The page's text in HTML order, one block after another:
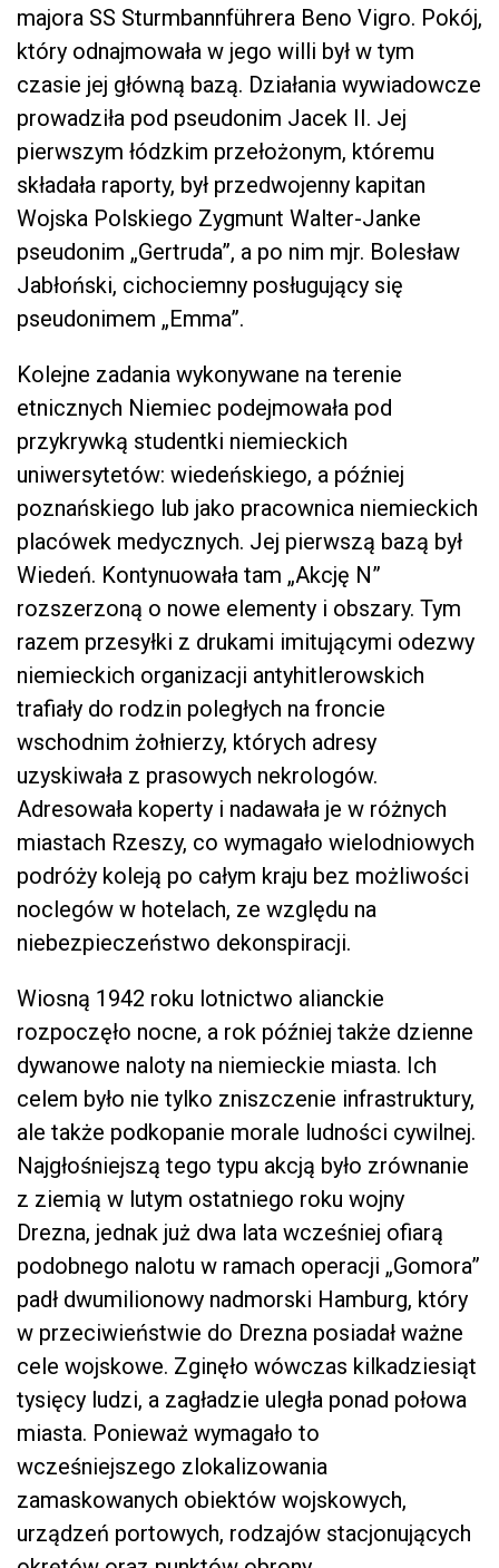
majora SS Sturmbannführera Beno Vigro. Pokój,
który odnajmowała w jego willi był w tym
czasie jej główną bazą. Działania wywiadowcze
prowadziła pod pseudonim Jacek II. Jej
pierwszym łódzkim przełożonym, któremu
składała raporty, był przedwojenny kapitan
Wojska Polskiego Zygmunt Walter-Janke
pseudonim „Gertruda”, a po nim mjr. Bolesław
Jabłoński, cichociemny posługujący się
pseudonimem „Emma”.
Kolejne zadania wykonywane na terenie
etnicznych Niemiec podejmowała pod
przykrywką studentki niemieckich
uniwersytetów: wiedeńskiego, a później
poznańskiego lub jako pracownica niemieckich
placówek medycznych. Jej pierwszą bazą był
Wiedeń. Kontynuowała tam „Akcję N”
rozszerzoną o nowe elementy i obszary. Tym
razem przesyłki z drukami imitującymi odezwy
niemieckich organizacji antyhitlerowskich
trafiały do rodzin poległych na froncie
wschodnim żołnierzy, których adresy
uzyskiwała z prasowych nekrologów.
Adresowała koperty i nadawała je w różnych
miastach Rzeszy, co wymagało wielodniowych
podróży koleją po całym kraju bez możliwości
noclegów w hotelach, ze względu na
niebezpieczeństwo dekonspiracji.
Wiosną 1942 roku lotnictwo alianckie
rozpoczęło nocne, a rok później także dzienne
dywanowe naloty na niemieckie miasta. Ich
celem było nie tylko zniszczenie infrastruktury,
ale także podkopanie morale ludności cywilnej.
Najgłośniejszą tego typu akcją było zrównanie
z ziemią w lutym ostatniego roku wojny
Drezna, jednak już dwa lata wcześniej ofiarą
podobnego nalotu w ramach operacji „Gomora”
padł dwumilionowy nadmorski Hamburg, który
w przeciwieństwie do Drezna posiadał ważne
cele wojskowe. Zginęło wówczas kilkadziesiąt
tysięcy ludzi, a zagładzie uległa ponad połowa
miasta. Ponieważ wymagało to
wcześniejszego zlokalizowania
zamaskowanych obiektów wojskowych,
urządzeń portowych, rodzajów stacjonujących